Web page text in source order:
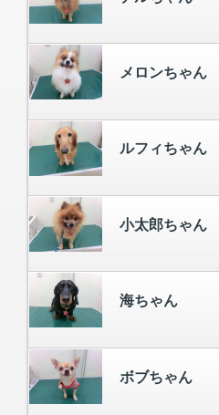
メロンちゃん
ルフィちゃん
小太郎ちゃん
海ちゃん
ボブちゃん